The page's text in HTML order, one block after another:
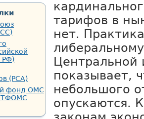
тарифов в
нет.
Центральной
показывает,
небольшого
опускаются.
РФ)
(РСА)
фонд ОМС